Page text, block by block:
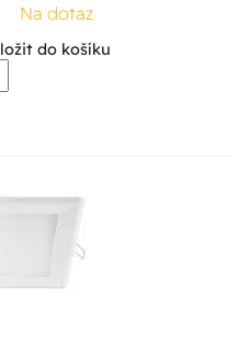
Na dotaz
do košíku